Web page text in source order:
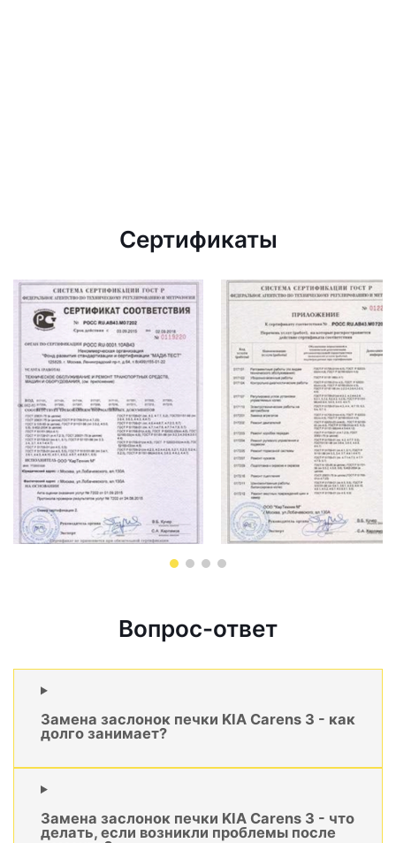
Сертификаты
Вопрос-ответ
Замена заслонок печки KIA Carens 3 - как
долго занимает?
Замена заслонок печки KIA Carens 3 - что
делать, если возникли проблемы после